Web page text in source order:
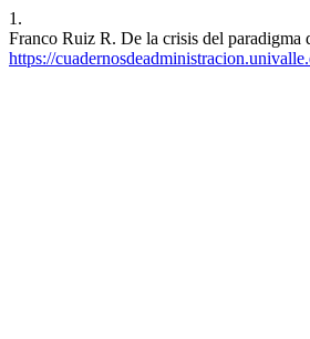
1.
Franco Ruiz R. De la crisis del
https://